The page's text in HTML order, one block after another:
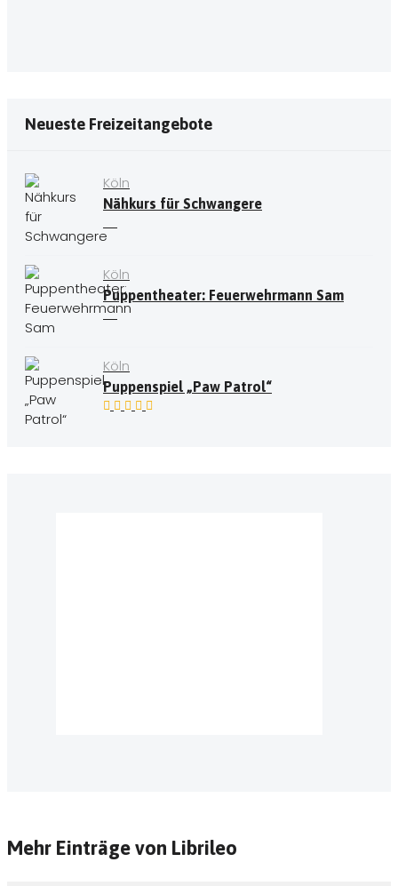
Neueste Freizeitangebote
Köln
Nähkurs für Schwangere
Köln
Puppentheater: Feuerwehrmann Sam
Köln
Puppenspiel „Paw Patrol“
Mehr Einträge von Librileo